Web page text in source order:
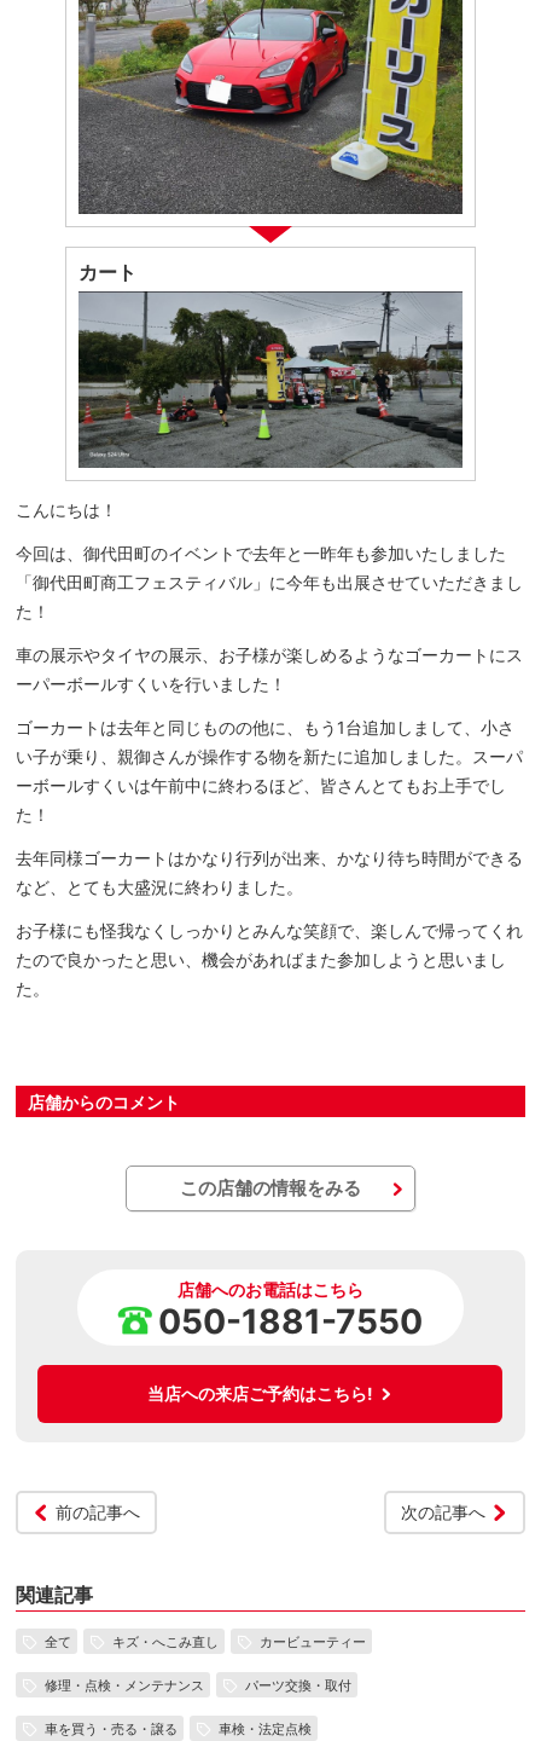
カート
こんにちは！
今回は、御代田町のイベントで去年と一昨年も参加いたしました
「御代田町商工フェスティバル」に今年も出展させていただきまし
た！
車の展示やタイヤの展示、お子様が楽しめるようなゴーカートにス
ーパーボールすくいを行いました！
ゴーカートは去年と同じものの他に、もう1台追加しまして、小さ
い子が乗り、親御さんが操作する物を新たに追加しました。スーパ
ーボールすくいは午前中に終わるほど、皆さんとてもお上手でし
た！
去年同様ゴーカートはかなり行列が出来、かなり待ち時間ができる
など、とても大盛況に終わりました。
お子様にも怪我なくしっかりとみんな笑顔で、楽しんで帰ってくれ
たので良かったと思い、機会があればまた参加しようと思いまし
た。
店舗からのコメント
この店舗の情報をみる
店舗へのお電話はこちら
050-1881-7550
当店への来店ご予約はこちら!
前の記事へ 次の記事へ
関連記事
全て キズ・へこみ直し カービューティー
修理・点検・メンテナンス パーツ交換・取付
車を買う・売る・譲る 車検・法定点検